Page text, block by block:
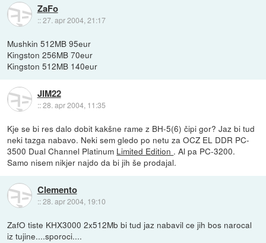
ZaFo
::27. apr 2004, 21:17
Mushkin 512MB 95eur
Kingston 256MB 70eur
Kingston 512MB 140eur
JIM22
::28. apr 2004, 11:35
Kje se bi res dalo dobit kakšne rame z BH-5(6) čipi gor? Jaz bi tud
neki tazga nabavo. Neki sem gledo po netu za OCZ EL DDR PC-
3500 Dual Channel Platinum Limited Edition . Al pa PC-3200.
Samo nisem nikjer najdo da bi jih še prodajal.
Clemento
::28. apr 2004, 19:10
ZafO tiste KHX3000 2x512Mb bi tud jaz nabavil ce jih bos narocal
iz tujine....sporoci....